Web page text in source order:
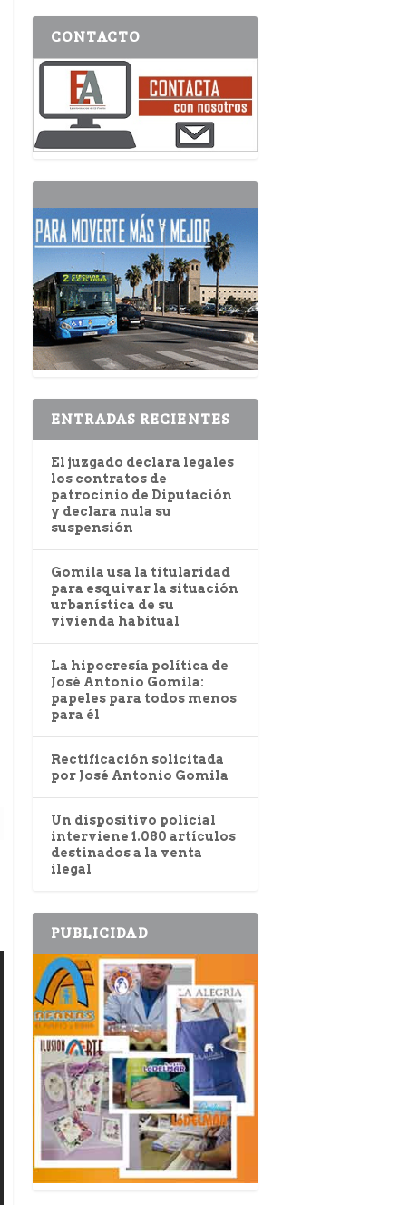
CONTACTO
ENTRADAS RECIENTES
El juzgado declara legales
los contratos de
patrocinio de Diputación
y declara nula su
suspensión
Gomila usa la titularidad
para esquivar la situación
urbanística de su
vivienda habitual
La hipocresía política de
José Antonio Gomila:
papeles para todos menos
para él
Rectificación solicitada
por José Antonio Gomila
Un dispositivo policial
interviene 1.080 artículos
destinados a la venta
ilegal
PUBLICIDAD